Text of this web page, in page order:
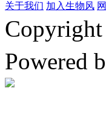
关于我们 加入生物风
Powered